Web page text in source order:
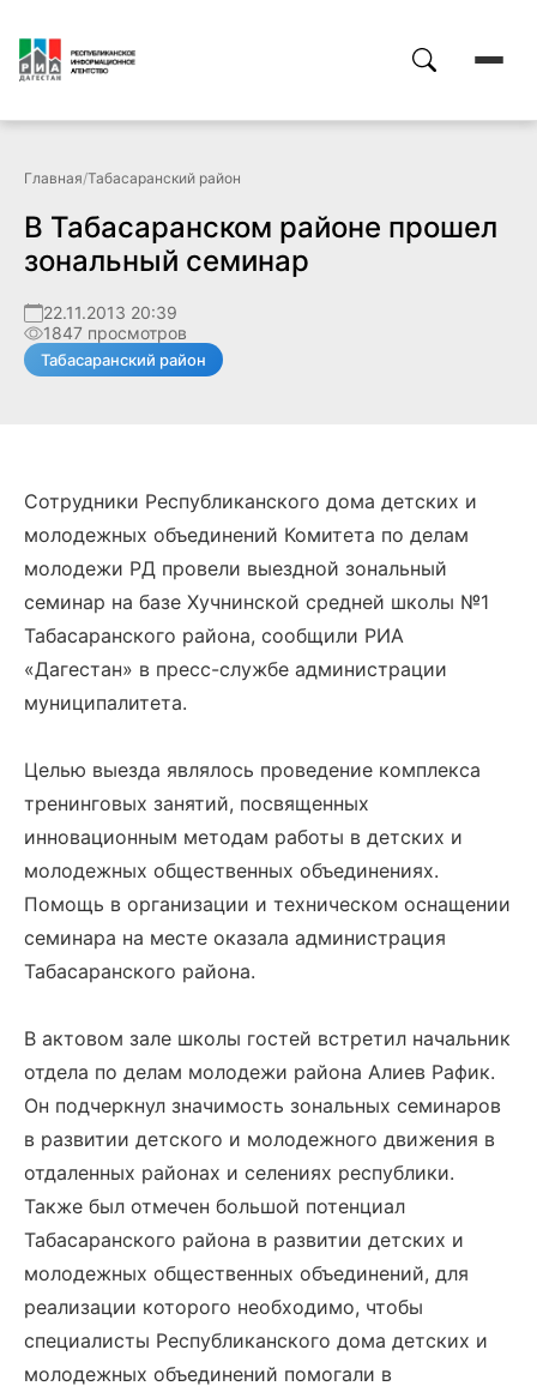
Главная/Табасаранский район
В Табасаранском районе прошел
зональный семинар
22.11.2013 20:39
1847 просмотров
Табасаранский район
Сотрудники Республиканского дома детских и
молодежных объединений Комитета по делам
молодежи РД провели выездной зональный
семинар на базе Хучнинской средней школы №1
Табасаранского района, сообщили РИА
«Дагестан» в пресс-службе администрации
муниципалитета.
Целью выезда являлось проведение комплекса
тренинговых занятий, посвященных
инновационным методам работы в детских и
молодежных общественных объединениях.
Помощь в организации и техническом оснащении
семинара на месте оказала администрация
Табасаранского района.
В актовом зале школы гостей встретил начальник
отдела по делам молодежи района Алиев Рафик.
Он подчеркнул значимость зональных семинаров
в развитии детского и молодежного движения в
отдаленных районах и селениях республики.
Также был отмечен большой потенциал
Табасаранского района в развитии детских и
молодежных общественных объединений, для
реализации которого необходимо, чтобы
специалисты Республиканского дома детских и
молодежных объединений помогали в